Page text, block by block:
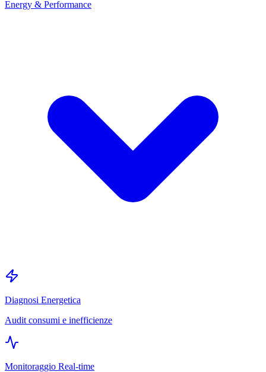
Energy & Performance
Diagnosi Energetica
Audit consumi e inefficienze
Monitoraggio Real-time